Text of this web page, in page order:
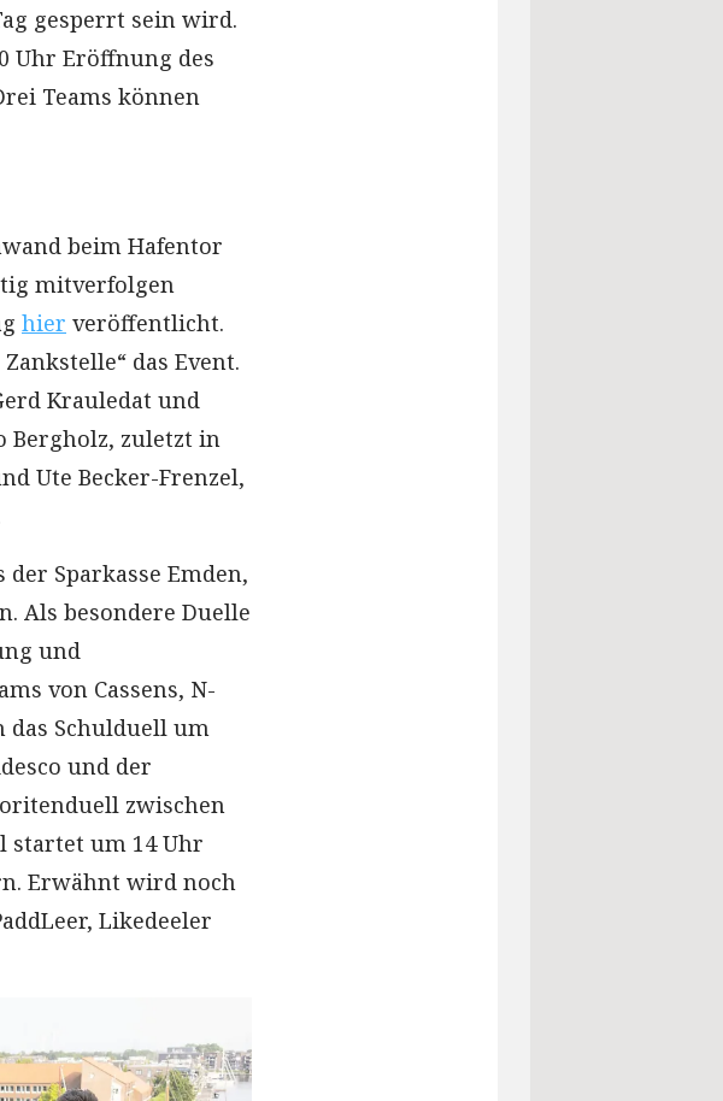
gesperrt sein wird.
Uhr Eröffnung des
Teams können
beim Hafentor
mitverfolgen
hier veröffentlicht.
das Event.
Krauledat und
Bergholz, zuletzt in
Ute Becker-Frenzel,
Sparkasse Emden,
Als besondere Duelle
und
von Cassens, N-
das Schulduell um
und der
zwischen
startet um 14 Uhr
Erwähnt wird noch
Likedeeler